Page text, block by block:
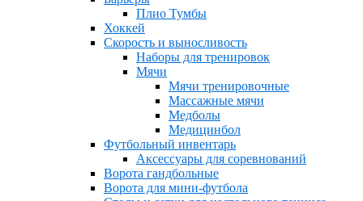
Плио Тумбы
Хоккей
Скорость и выносливость
Наборы для тренировок
Мячи
Мячи тренировочные
Массажные мячи
Медболы
Медицинбол
Футбольный инвентарь
Аксессуары для соревнований
Ворота гандбольные
Ворота для мини-футбола